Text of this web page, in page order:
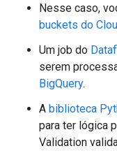
Nesse caso,
buckets do
Um job do
serem
BigQuery.
A biblioteca
para ter lógica
Validation